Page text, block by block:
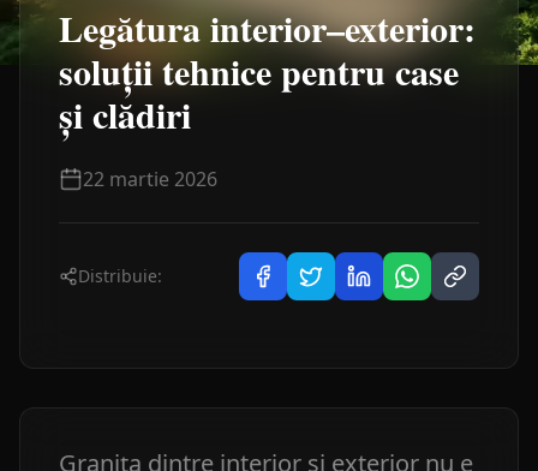
Legătura interior–exterior:
soluții tehnice pentru case
și clădiri
22 martie 2026
Distribuie:
Granița dintre interior și exterior nu e